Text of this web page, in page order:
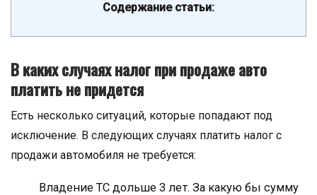
Содержание статьи:
В каких случаях налог при продаже авто
платить не придется
Есть несколько ситуаций, которые попадают под
исключение. В следующих случаях платить налог с
продажи автомобиля не требуется:
Владение ТС дольше 3 лет. За какую бы сумму